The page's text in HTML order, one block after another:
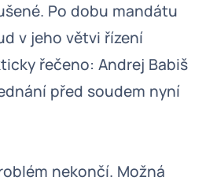
Po dobu mandátu
v jeho větvi řízení
řečeno: Andrej Babiš
před soudem nyní
nekončí. Možná